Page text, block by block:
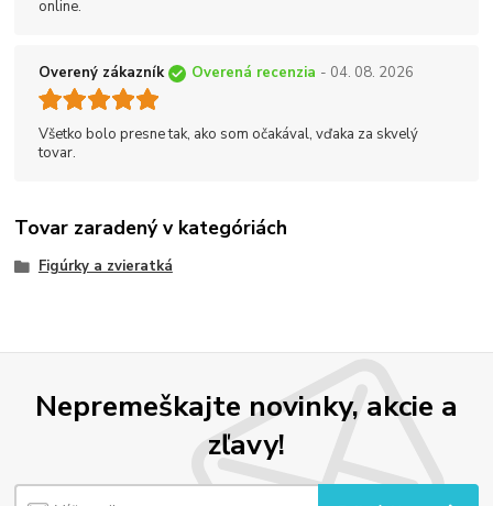
online.
Overený zákazník Overená recenzia - 04. 08. 2026
Všetko bolo presne tak, ako som očakával, vďaka za skvelý
tovar.
Tovar zaradený v kategóriách
Figúrky a zvieratká
Nepremeškajte novinky, akcie a
zľavy!